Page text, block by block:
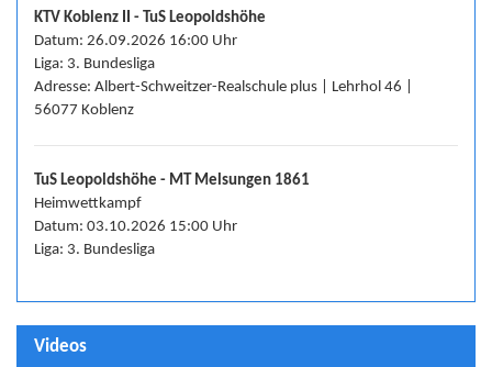
KTV Koblenz II - TuS Leopoldshöhe
Datum: 26.09.2026 16:00 Uhr
Liga: 3. Bundesliga
Adresse: Albert-Schweitzer-Realschule plus | Lehrhol 46 |
56077 Koblenz
TuS Leopoldshöhe - MT Melsungen 1861
Heimwettkampf
Datum: 03.10.2026 15:00 Uhr
Liga: 3. Bundesliga
Videos